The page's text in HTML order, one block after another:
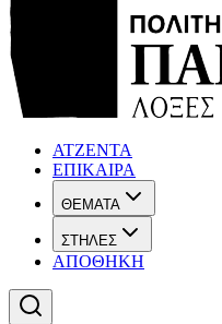
ΑΤΖΕΝΤΑ
ΕΠΙΚΑΙΡΑ
ΘΕΜΑΤΑ
ΣΤΗΛΕΣ
ΑΠΟΘΗΚΗ